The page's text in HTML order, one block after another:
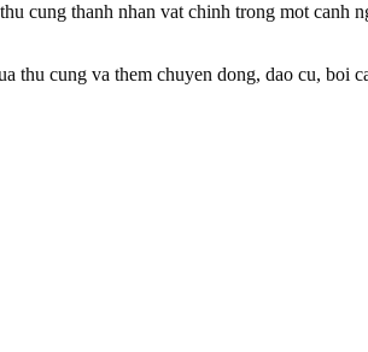
thanh nhan vat chinh trong mot canh
thu cung va them chuyen dong, dao cu, boi